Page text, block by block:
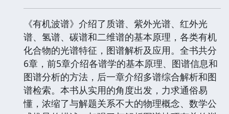
《有机波谱》介绍了质谱、紫外光谱、红外光
谱、氢谱、碳谱和二维谱的基本原理，各类有机
化合物的光谱特征，图谱解析及应用。全书共分
6章，前5章介绍各谱学的基本原理、图谱信息和
图谱分析的方法，后一章介绍多谱综合解析和图
谱检索。本书从实用的角度出发，力求通俗易
懂，浓缩了与解题关系不大的物理概念、数学公